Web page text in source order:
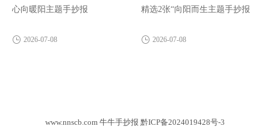
心向暖阳主题手抄报
2026-07-08
精选2张“向阳而生主题手抄报
2026-07-08
www.nnscb.com 牛牛手抄报 黔ICP备2024019428号-3